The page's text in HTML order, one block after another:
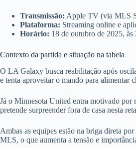
Transmissão: Apple TV (via MLS
Plataforma: Streaming online e
Horário: 18 de outubro de 2025,
Contexto da partida e situação na tabela
O LA Galaxy busca reabilitação após
e tenta aproveitar o mando para alimentar
Já o Minnesota United entra motivado por
pretende surpreender fora de casa nesta
Ambas as equipes estão na briga direta
MLS, o que aumenta a tensão e